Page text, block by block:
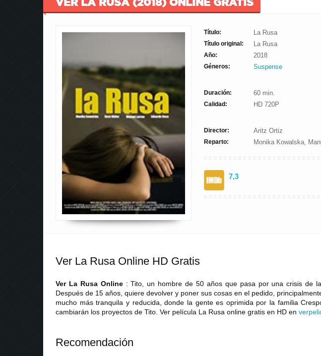
Título: La Rusa
Título original: La Rusa
Año: 2018
Géneros: Suspense
Duración: 60 min.
Calidad: HD 720P
Director: Aritz Ortiz
Reparto: Monika Kowalska,
7,3
Ver La Rusa Online HD Gratis
Ver La Rusa Online : Tito, un hombre de 50 años que pasa por una crisis de
Después de 15 años, quiere devolver y poner sus cosas en el pedido,
mucho más tranquila y reducida, donde la gente es oprimida por la familia
cambiarán los proyectos de Tito. Ver película La Rusa online gratis en HD en
Recomendación